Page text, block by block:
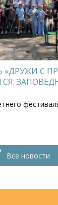
«ДРУЖИ С
Все новости